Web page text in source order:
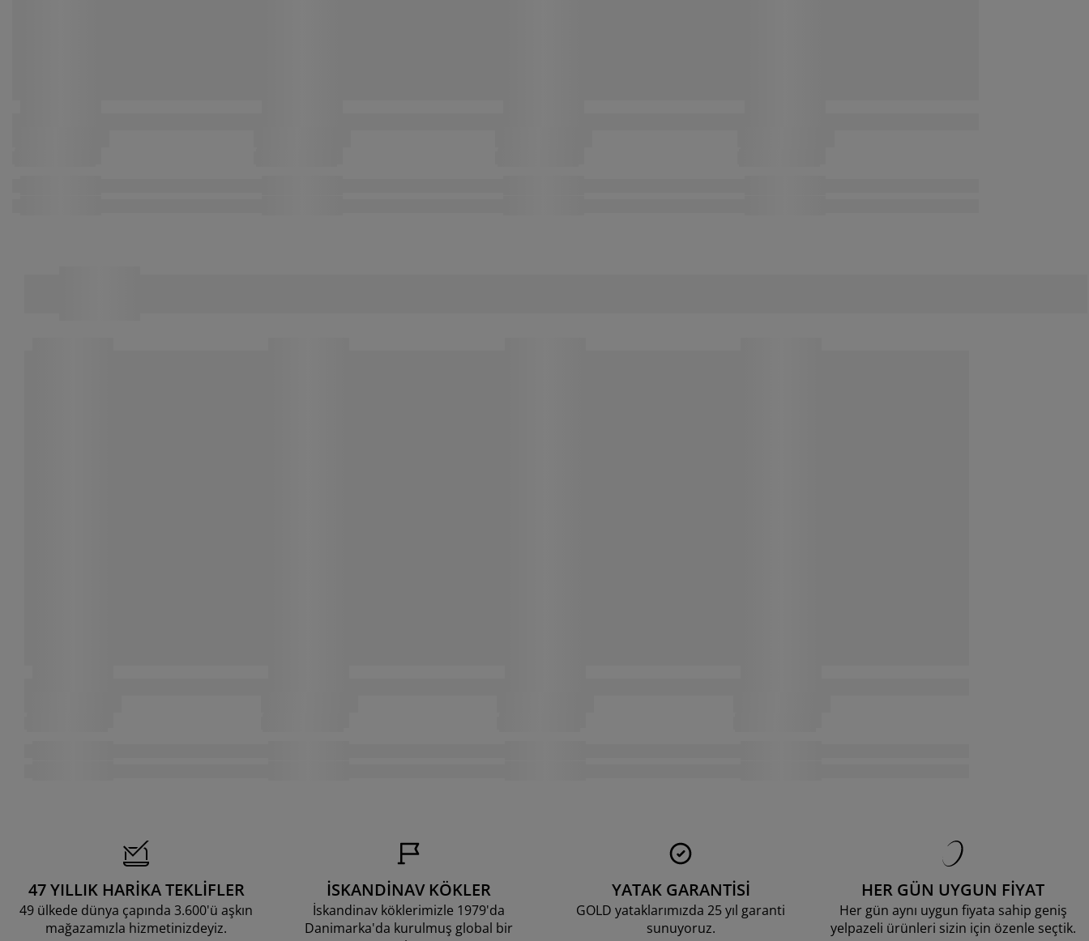
47 YILLIK HARİKA TEKLİFLER
49 ülkede dünya çapında 3.600'ü aşkın
mağazamızla hizmetinizdeyiz.
İSKANDİNAV KÖKLER
İskandinav köklerimizle 1979'da
Danimarka'da kurulmuş global bir
YATAK GARANTİSİ
GOLD yataklarımızda 25 yıl garanti
sunuyoruz.
HER GÜN UYGUN FİYAT
Her gün aynı uygun fiyata sahip geniş
yelpazeli ürünleri sizin için özenle seçtik.